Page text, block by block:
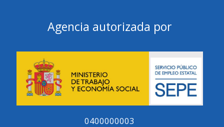
Agencia autorizada por
0400000003